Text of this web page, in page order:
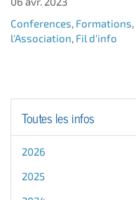
Conferences, Formations,
l'Association, Fil d'info
Toutes les infos
2026
2025